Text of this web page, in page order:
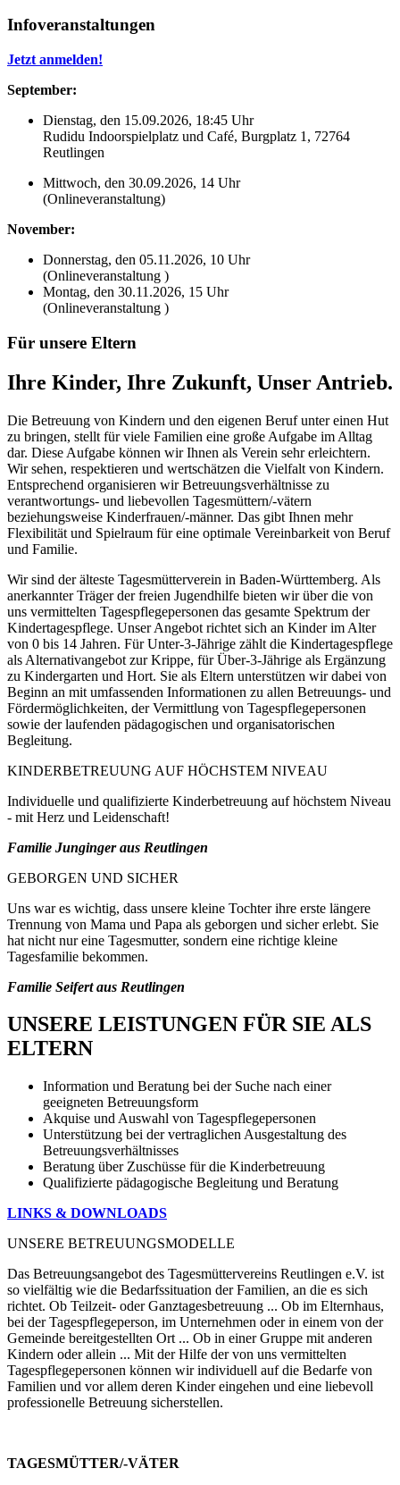
Infoveranstaltungen
Jetzt anmelden!
September:
Dienstag, den 15.09.2026, 18:45 Uhr
Rudidu Indoorspielplatz und Café, Burgplatz 1, 72764
Reutlingen
Mittwoch, den 30.09.2026, 14 Uhr
(Onlineveranstaltung)
November:
Donnerstag, den 05.11.2026, 10 Uhr
(Onlineveranstaltung )
Montag, den 30.11.2026, 15 Uhr
(Onlineveranstaltung )
Für unsere Eltern
Ihre Kinder, Ihre Zukunft, Unser Antrieb.
Die Betreuung von Kindern und den eigenen Beruf unter einen Hut
zu bringen, stellt für viele Familien eine große Aufgabe im Alltag
dar. Diese Aufgabe können wir Ihnen als Verein sehr erleichtern.
Wir sehen, respektieren und wertschätzen die Vielfalt von Kindern.
Entsprechend organisieren wir Betreuungsverhältnisse zu
verantwortungs- und liebevollen Tagesmüttern/-vätern
beziehungsweise Kinderfrauen/-männer. Das gibt Ihnen mehr
Flexibilität und Spielraum für eine optimale Vereinbarkeit von Beruf
und Familie.
Wir sind der älteste Tagesmütterverein in Baden-Württemberg. Als
anerkannter Träger der freien Jugendhilfe bieten wir über die von
uns vermittelten Tagespflegepersonen das gesamte Spektrum der
Kindertagespflege. Unser Angebot richtet sich an Kinder im Alter
von 0 bis 14 Jahren. Für Unter-3-Jährige zählt die Kindertagespflege
als Alternativangebot zur Krippe, für Über-3-Jährige als Ergänzung
zu Kindergarten und Hort. Sie als Eltern unterstützen wir dabei von
Beginn an mit umfassenden Informationen zu allen Betreuungs- und
Fördermöglichkeiten, der Vermittlung von Tagespflegepersonen
sowie der laufenden pädagogischen und organisatorischen
Begleitung.
KINDERBETREUUNG AUF HÖCHSTEM NIVEAU
Individuelle und qualifizierte Kinderbetreuung auf höchstem Niveau
- mit Herz und Leidenschaft!
Familie Junginger aus Reutlingen
GEBORGEN UND SICHER
Uns war es wichtig, dass unsere kleine Tochter ihre erste längere
Trennung von Mama und Papa als geborgen und sicher erlebt. Sie
hat nicht nur eine Tagesmutter, sondern eine richtige kleine
Tagesfamilie bekommen.
Familie Seifert aus Reutlingen
UNSERE LEISTUNGEN FÜR SIE ALS
ELTERN
Information und Beratung bei der Suche nach einer
geeigneten Betreuungsform
Akquise und Auswahl von Tagespflegepersonen
Unterstützung bei der vertraglichen Ausgestaltung des
Betreuungsverhältnisses
Beratung über Zuschüsse für die Kinderbetreuung
Qualifizierte pädagogische Begleitung und Beratung
LINKS & DOWNLOADS
UNSERE BETREUUNGSMODELLE
Das Betreuungsangebot des Tagesmüttervereins Reutlingen e.V. ist
so vielfältig wie die Bedarfssituation der Familien, an die es sich
richtet. Ob Teilzeit- oder Ganztagesbetreuung ... Ob im Elternhaus,
bei der Tagespflegeperson, im Unternehmen oder in einem von der
Gemeinde bereitgestellten Ort ... Ob in einer Gruppe mit anderen
Kindern oder allein ... Mit der Hilfe der von uns vermittelten
Tagespflegepersonen können wir individuell auf die Bedarfe von
Familien und vor allem deren Kinder eingehen und eine liebevoll
professionelle Betreuung sicherstellen.
TAGESMÜTTER/-VÄTER